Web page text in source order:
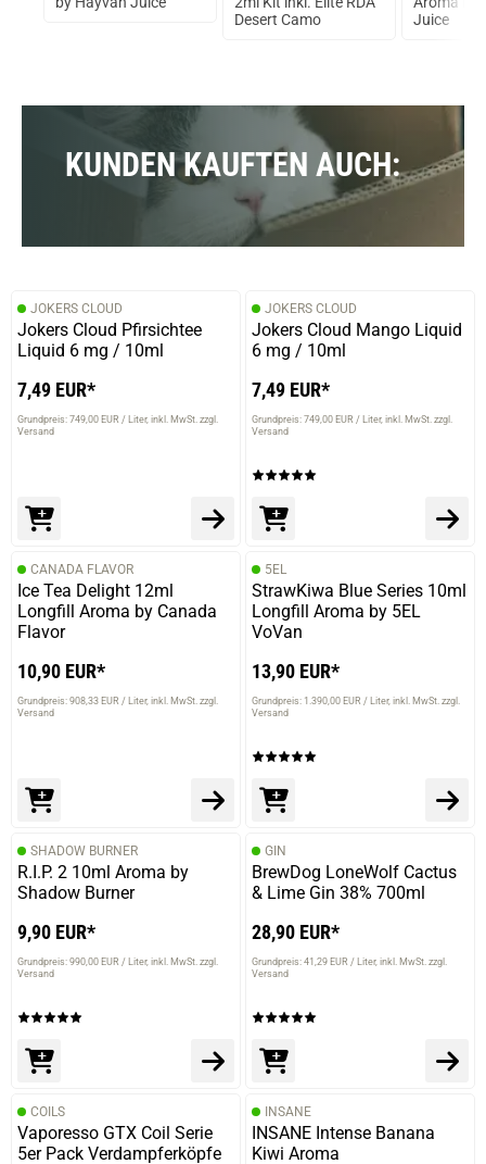
Desert Camo
Juice
KUNDEN KAUFTEN AUCH:
JOKERS CLOUD
Jokers Cloud Pfirsichtee
Liquid 6 mg / 10ml
7,49 EUR*
Grundpreis: 749,00 EUR / Liter inkl. MwSt. zzgl.
Versand
JOKERS CLOUD
Jokers Cloud Mango Liquid
6 mg / 10ml
7,49 EUR*
Grundpreis: 749,00 EUR / Liter inkl. MwSt. zzgl.
Versand
CANADA FLAVOR
Ice Tea Delight 12ml
Longfill Aroma by Canada
Flavor
10,90 EUR*
Grundpreis: 908,33 EUR / Liter inkl. MwSt. zzgl.
Versand
5EL
StrawKiwa Blue Series 10ml
Longfill Aroma by 5EL
VoVan
13,90 EUR*
Grundpreis: 1.390,00 EUR / Liter inkl. MwSt. zzgl.
Versand
SHADOW BURNER
R.I.P. 2 10ml Aroma by
Shadow Burner
9,90 EUR*
Grundpreis: 990,00 EUR / Liter inkl. MwSt. zzgl.
Versand
GIN
BrewDog LoneWolf Cactus
& Lime Gin 38% 700ml
28,90 EUR*
Grundpreis: 41,29 EUR / Liter inkl. MwSt. zzgl.
Versand
COILS
Vaporesso GTX Coil Serie
5er Pack Verdampferköpfe
INSANE
INSANE Intense Banana
Kiwi Aroma